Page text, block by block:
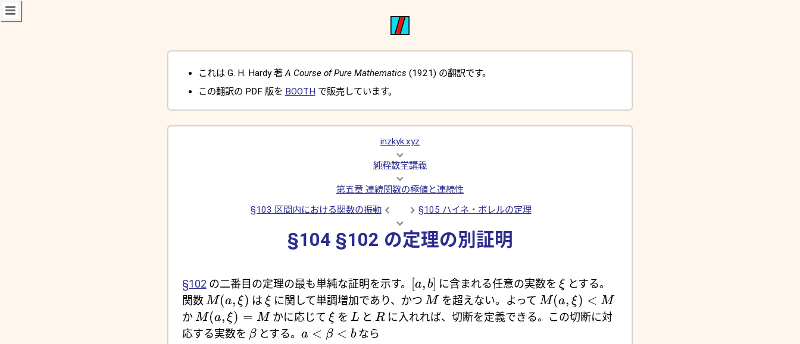
これは G. H. Hardy 著A Course of Pure Mathematics (1921) の翻訳です。
この翻訳の PDF 版を BOOTH で販売しています。
inzkyk.xyz
純粋数学講義
第五章 連続関数の極値と連続性
§103 区間内における関数の振動
§105 ハイネ・ボレルの定理
§104 §102 の定理の別証明
§102 の二番目の定理の最も単純な証明を示す。 [a, b] に含まれる任意の実数をξ とする。
関数M(a, ξ) はξ に関して単調増加であり、かつM を超えない。よって M(a, ξ) < M
かM(a, ξ) = M かに応じて ξ を Lと R に入れれば、切断を定義できる。この切断に対
応する実数を βとする。 a < β < bなら